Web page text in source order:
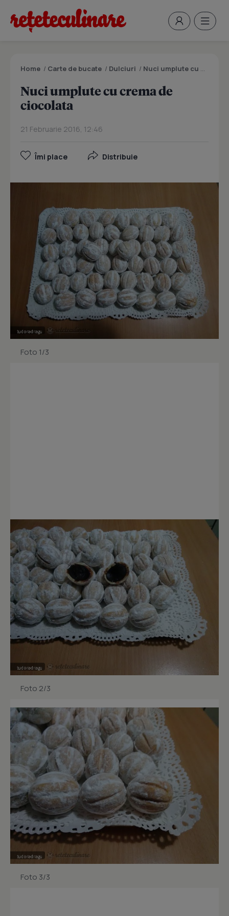
Home / Carte de bucate / Dulciuri / Nuci umplute cu crema de ciocolata
Nuci umplute cu crema de
ciocolata
21 Februarie 2016, 12:46
Îmi place Distribuie
Foto 1/3
Foto 2/3
Foto 3/3